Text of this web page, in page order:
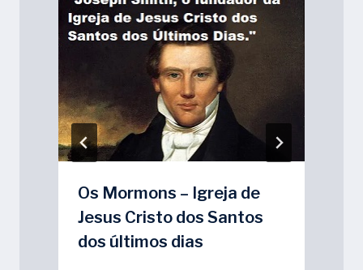
Os Mormons – Igreja de
Jesus Cristo dos Santos
dos últimos dias